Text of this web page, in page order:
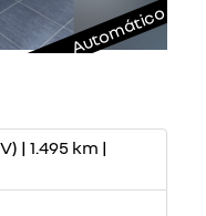
Automático
| 1.495 km |